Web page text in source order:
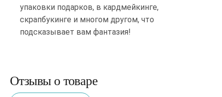
упаковки подарков, в кардмейкинге,
скрапбукинге и многом другом, что
подсказывает вам фантазия!
Отзывы о товаре